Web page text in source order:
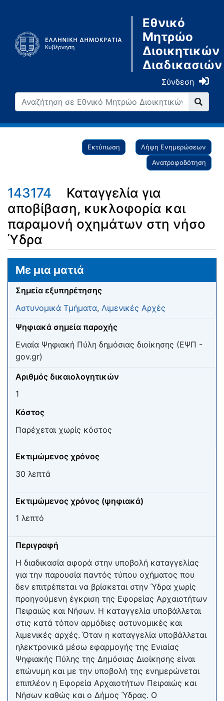
Εθνικό
Μητρώο
Διοικητικών
Διαδικασιών
Σύνδεση
Εκτύπωση
Λήψη Ενημερώσεων
Ανατροφοδότηση
143174
Καταγγελία για
αποβίβαση, κυκλοφορία και
παραμονή οχημάτων στη νήσο
Ύδρα
Μετάβαση σε: πλοήγηση
Με μια ματιά
Σημεία εξυπηρέτησης
Αστυνομικά Τμήματα, Λιμενικές Αρχές
Ψηφιακά σημεία παροχής
Ενιαία Ψηφιακή Πύλη δημόσιας διοίκησης (ΕΨΠ -
gov.gr)
Αριθμός δικαιολογητικών
1
Κόστος
Παρέχεται χωρίς κόστος
Εκτιμώμενος χρόνος
30 λεπτά
Εκτιμώμενος χρόνος (ψηφιακά)
1 λεπτό
Περιγραφή
Η διαδικασία αφορά στην υποβολή καταγγελίας
για την παρουσία παντός τύπου οχήματος που
δεν επιτρέπεται να βρίσκεται στην Ύδρα χωρίς
προηγούμενη έγκριση της Εφορείας Αρχαιοτήτων
Πειραιώς και Νήσων. Η καταγγελία υποβάλλεται
στις κατά τόπον αρμόδιες αστυνομικές και
λιμενικές αρχές. Όταν η καταγγελία υποβάλλεται
ηλεκτρονικά μέσω εφαρμογής της Ενιαίας
Ψηφιακής Πύλης της Δημόσιας Διοίκησης είναι
επώνυμη και με την υποβολή της ενημερώνεται
επιπλέον η Εφορεία Αρχαιοτήτων Πειραιώς και
Νήσων καθώς και ο Δήμος Ύδρας. Ο